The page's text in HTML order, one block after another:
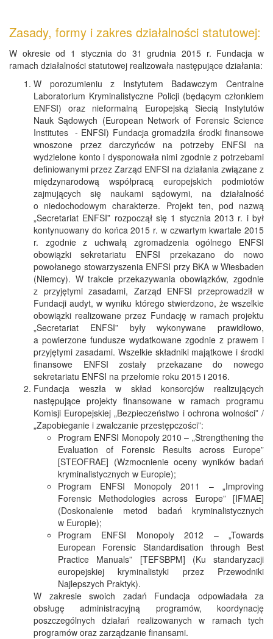
Zasady, formy i zakres działalności statutowej:
W okresie od 1 stycznia do 31 grudnia 2015 r. Fundacja w
ramach działalności statutowej realizowała następujące działania:
W porozumieniu z Instytutem Badawczym Centralne
Laboratorium Kryminalistyczne Policji (będącym członkiem
ENFSI) oraz nieformalną Europejską Siecią Instytutów
Nauk Sądowych (European Network of Forensic Science
Institutes - ENFSI) Fundacja gromadziła środki finansowe
wnoszone przez darczyńców na potrzeby ENFSI na
wydzielone konto i dysponowała nimi zgodnie z potrzebami
definiowanymi przez Zarząd ENFSI na działania związane z
międzynarodową współpracą europejskich podmiotów
zajmujących się naukami sądowymi, na działalność
o niedochodowym charakterze. Projekt ten, pod nazwą
„Secretariat ENFSI” rozpoczął się 1 stycznia 2013 r. i był
kontynuowany do końca 2015 r. w czwartym kwartale 2015
r. zgodnie z uchwałą zgromadzenia ogólnego ENFSI
obowiązki sekretariatu ENFSI przekazano do nowo
powołanego stowarzyszenia ENFSI przy BKA w Wiesbaden
(Niemcy). W trakcie przekazywania obowiązków, zgodnie
z przyjętymi zasadami, Zarząd ENFSI przeprowadził w
Fundacji audyt, w wyniku którego stwierdzono, że wszelkie
obowiązki realizowane przez Fundację w ramach projektu
„Secretariat ENFSI” były wykonywane prawidłowo,
a powierzone fundusze wydatkowane zgodnie z prawem i
przyjętymi zasadami. Wszelkie składniki majątkowe i środki
finansowe ENFSI zostały przekazane do nowego
sekretariatu ENFSI na przełomie roku 2015 i 2016.
Fundacja weszła w skład konsorcjów realizujących
następujące projekty finansowane w ramach programu
Komisji Europejskiej „Bezpieczeństwo i ochrona wolności” /
„Zapobieganie i zwalczanie przestępczości”:
Program ENFSI Monopoly 2010 – „Strengthening the
Evaluation of Forensic Results across Europe”
[STEOFRAE] (Wzmocnienie oceny wyników badań
kryminalistycznych w Europie);
Program ENFSI Monopoly 2011 – „Improving
Forensic Methodologies across Europe” [IFMAE]
(Doskonalenie metod badań kryminalistycznych
w Europie);
Program ENFSI Monopoly 2012 – „Towards
European Forensic Standardisation through Best
Practice Manuals” [TEFSBPM] (Ku standaryzacji
europejskiej kryminalistyki przez Przewodniki
Najlepszych Praktyk).
W zakresie swoich zadań Fundacja odpowiadała za
obsługę administracyjną programów, koordynację
poszczególnych działań realizowanych w ramach tych
programów oraz zarządzanie finansami.